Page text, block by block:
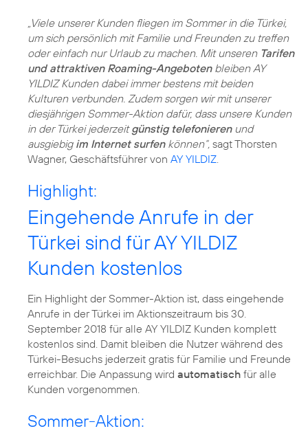
„Viele unserer Kunden fliegen im Sommer in die Türkei,
um sich persönlich mit Familie und Freunden zu treffen
oder einfach nur Urlaub zu machen. Mit unseren Tarifen
und attraktiven Roaming-Angebotenbleiben AY
YILDIZ Kunden dabei immer bestens mit beiden
Kulturen verbunden. Zudem sorgen wir mit unserer
diesjährigen Sommer-Aktion dafür, dass unsere Kunden
in der Türkei jederzeitgünstig telefonierenund
ausgiebig im Internet surfenkönnen“, sagt Thorsten
Wagner, Geschäftsführer von AY YILDIZ
Highlight:
Eingehende Anrufe in der
Türkei sind für AY YILDIZ
Kunden kostenlos
Ein Highlight der Sommer-Aktion ist, dass eingehende
Anrufe in der Türkei im Aktionszeitraum bis 30.
September 2018 für alle AY YILDIZ Kunden komplett
kostenlos sind. Damit bleiben die Nutzer während des
Türkei-Besuchs jederzeit gratis für Familie und Freunde
erreichbar. Die Anpassung wird automatisch für alle
Kunden vorgenommen.
Sommer-Aktion: